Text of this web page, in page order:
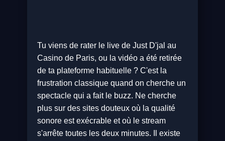
Tu viens de rater le live de Just D'jal au
Casino de Paris, ou la vidéo a été retirée
de ta plateforme habituelle ? C'est la
frustration classique quand on cherche un
spectacle qui a fait le buzz. Ne cherche
plus sur des sites douteux où la qualité
sonore est exécrable et où le stream
s'arrête toutes les deux minutes. Il existe